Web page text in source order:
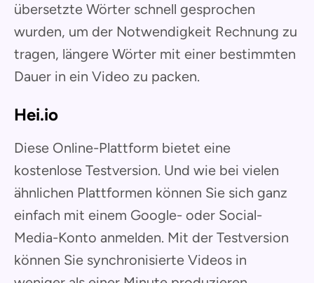
übersetzte Wörter schnell gesprochen
wurden, um der Notwendigkeit Rechnung zu
tragen, längere Wörter mit einer bestimmten
Dauer in ein Video zu packen.
Hei.io
Diese Online-Plattform bietet eine
kostenlose Testversion. Und wie bei vielen
ähnlichen Plattformen können Sie sich ganz
einfach mit einem Google- oder Social-
Media-Konto anmelden. Mit der Testversion
können Sie synchronisierte Videos in